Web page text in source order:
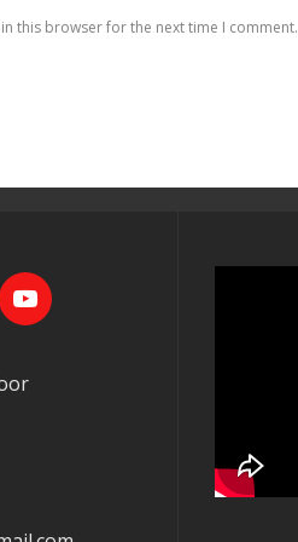
this browser for the next time I comment.